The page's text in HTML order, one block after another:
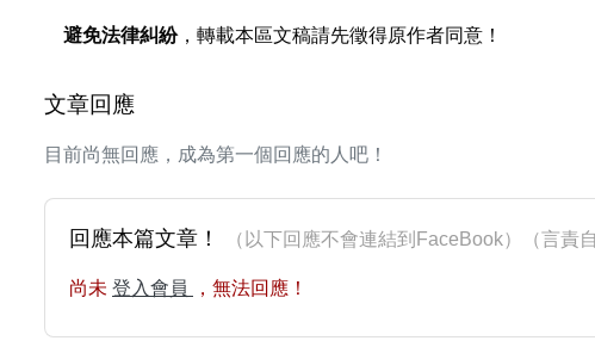
避免法律糾紛，轉載本區文稿請先徵得原作者同意！
文章回應
目前尚無回應，成為第一個回應的人吧！
回應本篇文章！ （以下回應不會連結到FaceBook）（言責
尚未 登入會員 ，無法回應！